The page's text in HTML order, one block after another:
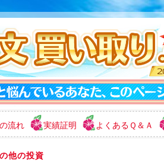
流れ 実績証明 よくあるＱ＆Ａ
他の投資